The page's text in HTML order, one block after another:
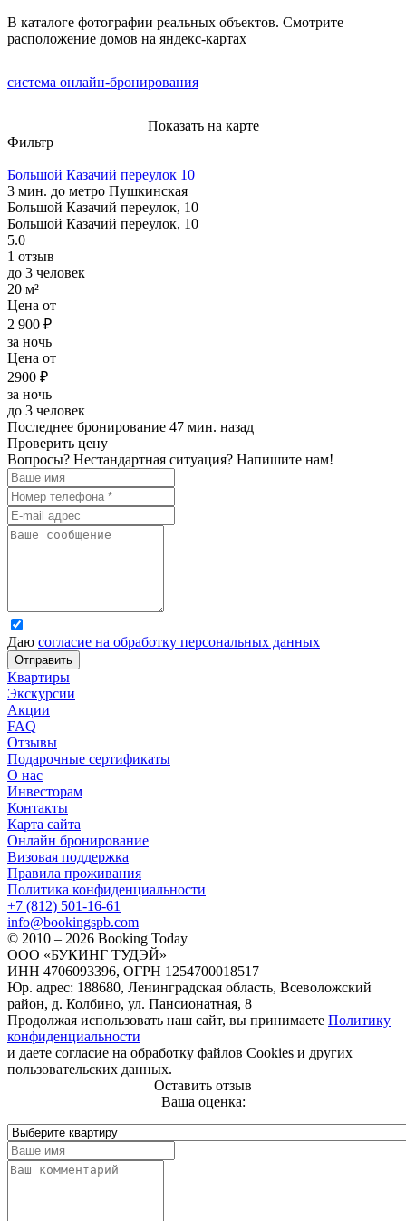
В каталоге фотографии реальных объектов. Смотрите
расположение домов на яндекс-картах
система онлайн-бронирования
Показать на карте
Фильтр
Большой Казачий переулок 10
3 мин. до метро Пушкинская
Большой Казачий переулок, 10
Большой Казачий переулок, 10
5.0
1 отзыв
до 3 человек
20 м²
Цена от
2 900 ₽
за ночь
Цена от
2900 ₽
за ночь
до 3 человек
Последнее бронирование 47 мин. назад
Проверить цену
Вопросы? Нестандартная ситуация? Напишите нам!
Даю согласие на обработку персональных данных
Отправить
Квартиры
Экскурсии
Акции
FAQ
Отзывы
Подарочные сертификаты
О нас
Инвесторам
Контакты
Карта сайта
Онлайн бронирование
Визовая поддержка
Правила проживания
Политика конфиденциальности
+7 (812) 501-16-61
info@bookingspb.com
© 2010 – 2026 Booking Today
ООО «БУКИНГ ТУДЭЙ»
ИНН 4706093396, ОГРН 1254700018517
Юр. адрес: 188680, Ленинградская область, Всеволожский
район, д. Колбино, ул. Пансионатная, 8
Продолжая использовать наш сайт, вы принимаете Политику
конфиденциальности
и даете согласие на обработку файлов Cookies и других
пользовательских данных.
Оставить отзыв
Ваша оценка: